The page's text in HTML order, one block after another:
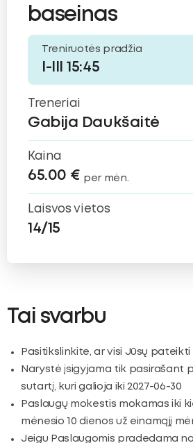
baseinas
Treniruotės pradžia
I-III 15:45
Treneriai
Gabija Daukšaitė
Kaina
65.00 € per mėn.
Laisvos vietos
14/15
Tai svarbu
Pasitikslinkite, ar visi Jūsų
Narystė įsigyjama tik pasirašant
sutartį, kuri galioja iki 2027-06-30
Paslaugų mokestis mokamas iki
mėnesio 10 dienos už einamąjį
Jeigu Paslaugomis pradedama